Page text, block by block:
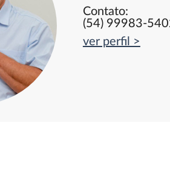
Contato:
(54) 99983-
ver perfil >